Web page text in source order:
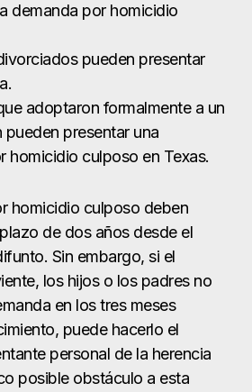
demanda por homicidio
pueden presentar
adoptaron formalmente a un
pueden presentar una
homicidio culposo en Texas.
homicidio culposo deben
de dos años desde el
Sin embargo, si el
los hijos o los padres no
en los tres meses
puede hacerlo el
personal de la herencia
posible obstáculo a esta